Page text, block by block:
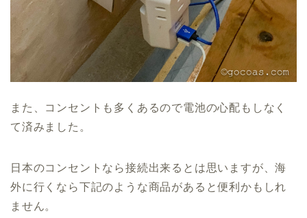
また、コンセントも多くあるので電池の心配もしなく
て済みました。
日本のコンセントなら接続出来るとは思いますが、海
外に行くなら下記のような商品があると便利かもしれ
ません。